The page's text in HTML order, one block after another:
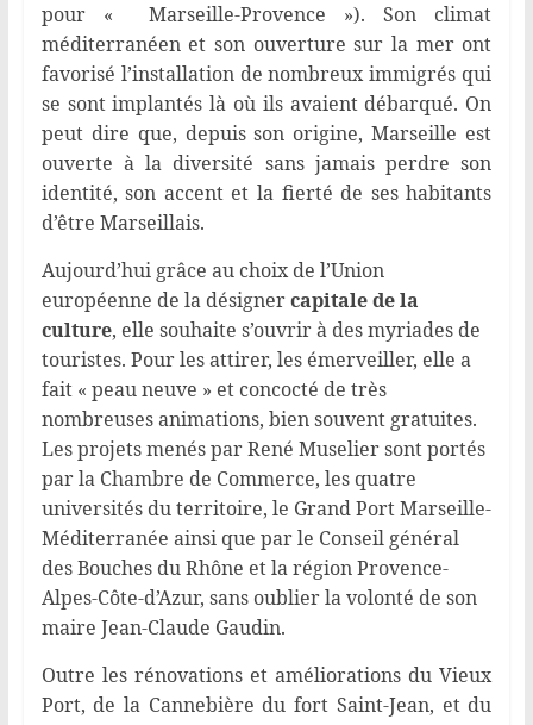
pour « Marseille-Provence »). Son climat
méditerranéen et son ouverture sur la mer ont
favorisé l’installation de nombreux immigrés qui
se sont implantés là où ils avaient débarqué. On
peut dire que, depuis son origine, Marseille est
ouverte à la diversité sans jamais perdre son
identité, son accent et la fierté de ses habitants
d’être Marseillais.
Aujourd’hui grâce au choix de l’Union
européenne de la désignercapitale de la
culture, elle souhaite s’ouvrir à des myriades de
touristes. Pour les attirer, les émerveiller, elle a
fait « peau neuve » et concocté de très
nombreuses animations, bien souvent gratuites.
Les projets menés par René Muselier sont portés
par la Chambre de Commerce, les quatre
universités du territoire, le Grand Port Marseille-
Méditerranée ainsi que par le Conseil général
des Bouches du Rhône et la région Provence-
Alpes-Côte-d’Azur, sans oublier la volonté de son
maire Jean-Claude Gaudin.
Outre les rénovations et améliorations du Vieux
Port, de la Cannebière du fort Saint-Jean, et du